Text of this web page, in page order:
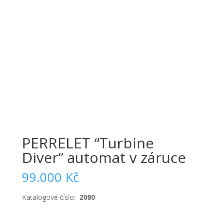
PERRELET “Turbine
Diver” automat v záruce
99.000 Kč
Katalogové číslo: 2080